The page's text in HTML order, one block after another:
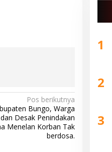
Pos berikutnya
Bungo, Warga
Desak Penindakan
Menelan Korban Tak
berdosa.
1
2
3